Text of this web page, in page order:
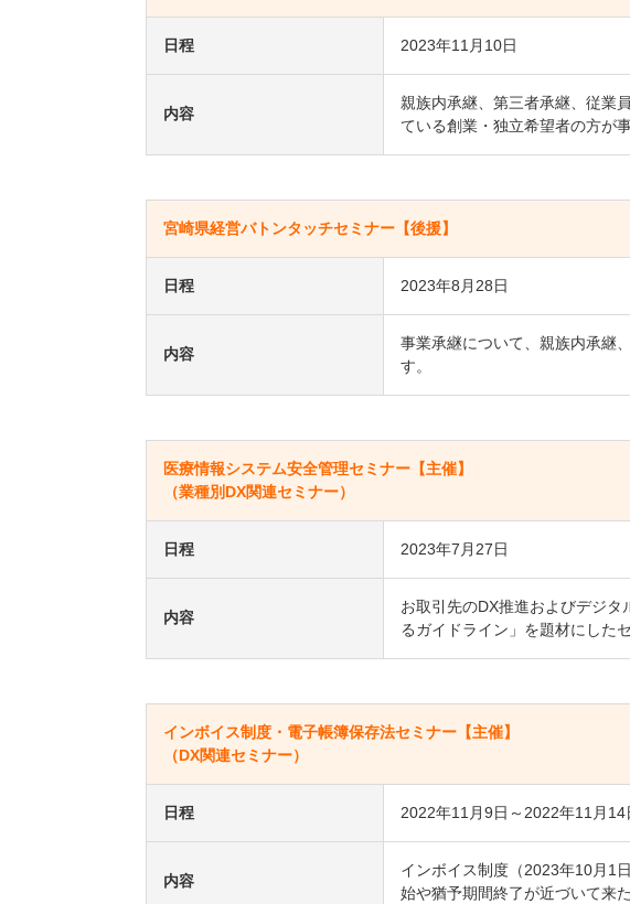
日程 2023年11月10日
内容
親族内承継、第三者承継、従業
ている創業・独立希望者の方が
宮崎県経営バトンタッチセミナー【後援】
日程 2023年8月28日
内容
事業承継について、親族内承継
す。
医療情報システム安全管理セミナー【主催】
（業種別DX関連セミナー）
日程 2023年7月27日
内容
お取引先のDX推進およびデジ
るガイドライン」を題材にした
インボイス制度・電子帳簿保存法セミナー【主催】
（DX関連セミナー）
日程 2022年11月9日～2022年11月14
内容
インボイス制度（2023年10月1
始や猶予期間終了が近づいて来